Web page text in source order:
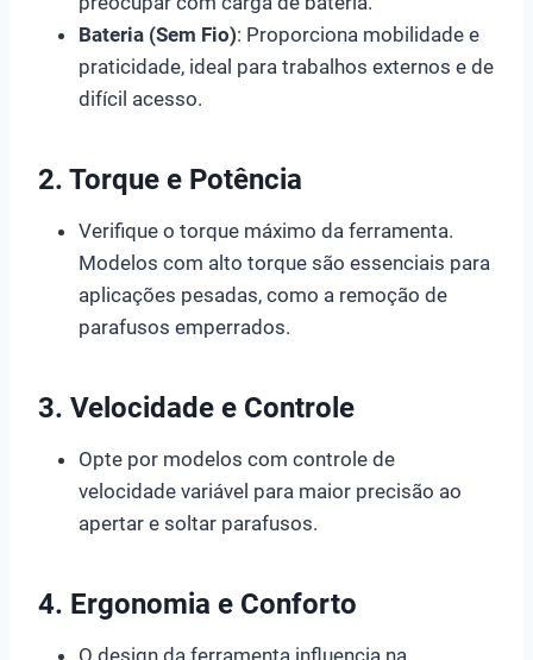
Bateria (Sem Fio): Proporciona mobilidade e
praticidade, ideal para trabalhos externos e de
difícil acesso.
2. Torque e Potência
Verifique o torque máximo da ferramenta.
Modelos com alto torque são essenciais para
aplicações pesadas, como a remoção de
parafusos emperrados.
3. Velocidade e Controle
Opte por modelos com controle de
velocidade variável para maior precisão ao
apertar e soltar parafusos.
4. Ergonomia e Conforto